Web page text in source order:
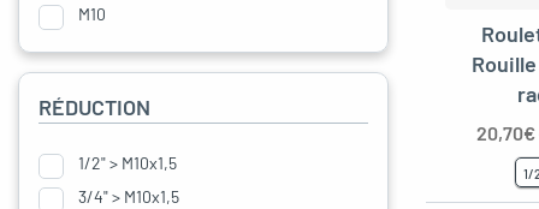
20,70€
1/
M10
RÉDUCTION
1/2" > M10x1,5
3/4" > M10x1,5